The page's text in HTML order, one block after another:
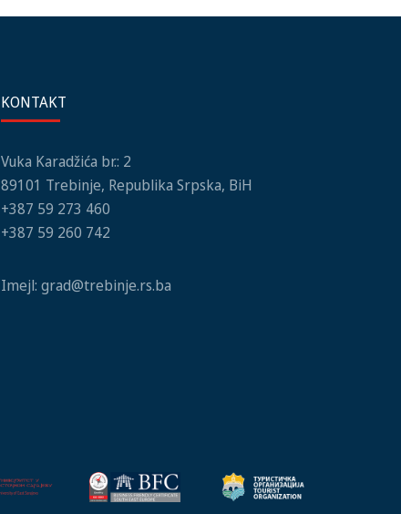
KONTAKT
Vuka Karadžića br.: 2
89101 Trebinje, Republika Srpska, BiH
+387 59 273 460
+387 59 260 742
Imejl: grad@trebinje.rs.ba